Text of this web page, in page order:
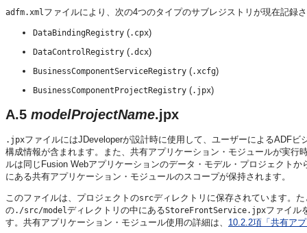
adfm.xmlファイルにより、次の4つのタイプのサブレジストリが現在記録
DataBindingRegistry (.cpx)
DataControlRegistry (.dcx)
BusinessComponentServiceRegistry (.xcfg)
BusinessComponentProjectRegistry (.jpx)
A.5 modelProjectName.jpx
.jpxファイルにはJDeveloperが設計時に使用して、ユーザーによるADF
構成情報が含まれます。また、共有アプリケーション・モジュールが実
ルは同じFusion Webアプリケーションのデータ・モデル・プロジェクト
にある共有アプリケーション・モジュールのスコープが保持されます。
このファイルは、プロジェクトのsrcディレクトリに保存されています。
の./src/modelディレクトリの中にあるStoreFrontService.jpxファイル
す。共有アプリケーション・モジュール使用の詳細は、 10.2.2項「共有ア